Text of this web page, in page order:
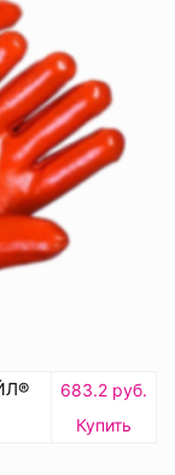
683.2 руб.
Купить